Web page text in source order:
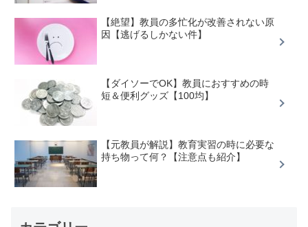
【絶望】教員の多忙化が改善されない原
因【逃げるしかない件】
【ダイソーでOK】教員におすすめの時
短＆便利グッズ【100均】
【元教員が解説】教育実習の時に必要な
持ち物って何？【注意点も紹介】